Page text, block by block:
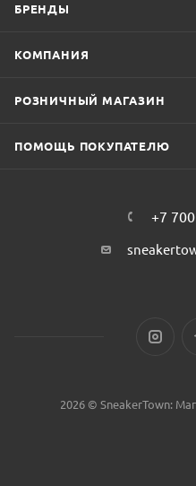
БРЕНДЫ
КОМПАНИЯ
РОЗНИЧНЫЙ МАГАЗИН
ПОМОЩЬ ПОКУПАТЕЛЮ
+7
2026 © SneakerTown: